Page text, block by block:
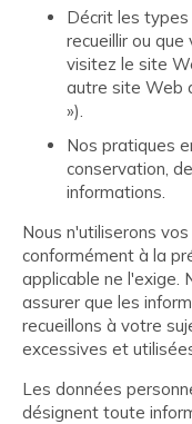
Décrit les
recueillir ou
visitez le site
autre site Web
»).
Nos pratiques
conservation,
informations.
Nous n'utiliserons
conformément à la
applicable ne l'exige.
assurer que les
recueillons à votre
excessives et
Les données
désignent toute